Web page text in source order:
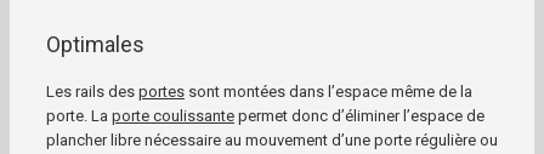
Optimales
Les rails des portes sont montées dans l’espace même de la
porte. La porte coulissante permet donc d’éliminer l’espace de
plancher libre nécessaire au mouvement d’une porte régulière ou